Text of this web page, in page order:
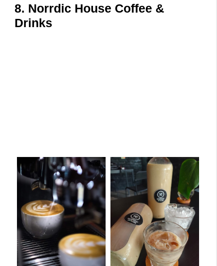
8. Norrdic House Coffee &
Drinks